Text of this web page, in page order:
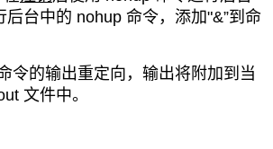
后台中的 nohup 命令，添加"&”到命
令的输出重定向，输出将附加到当
文件中。